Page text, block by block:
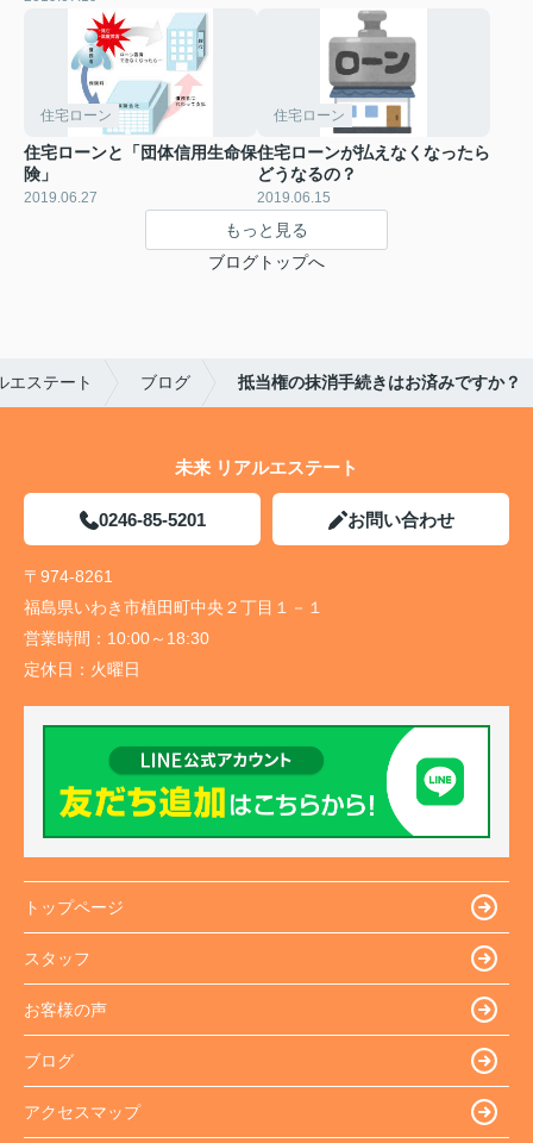
住宅ローン
住宅ローンと「団体信用生命保
険」
2019.06.27
住宅ローン
住宅ローンが払えなくなったら
どうなるの？
2019.06.15
もっと見る
ブログトップへ
エステート ブログ 抵当権の抹消手続きはお済みですか？
未来 リアルエステート
0246-85-5201 お問い合わせ
〒974-8261
福島県いわき市植田町中央２丁目１－１
営業時間： 10:00～18:30
定休日： 火曜日
トップページ
スタッフ
お客様の声
ブログ
アクセスマップ